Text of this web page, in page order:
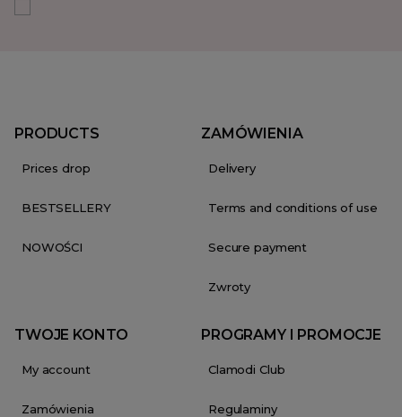
PRODUCTS
Prices drop
BESTSELLERY
NOWOŚCI
ZAMÓWIENIA
Delivery
Terms and conditions of use
Secure payment
Zwroty
TWOJE KONTO
My account
Zamówienia
PROGRAMY I PROMOCJE
Clamodi Club
Regulaminy